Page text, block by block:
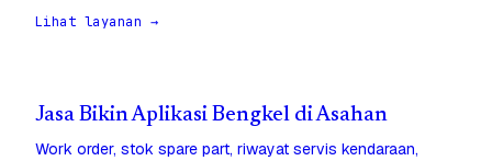
Lihat layanan →
Jasa Bikin Aplikasi Bengkel di Asahan
Work order, stok spare part, riwayat servis kendaraan,